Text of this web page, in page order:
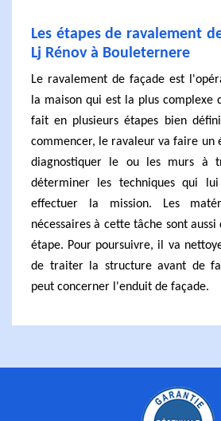
Les étapes de ravalement
Lj Rénov à Bouleternere
Le ravalement de façade est
la maison qui est la plus complexe
fait en plusieurs étapes bien
commencer, le ravaleur va faire un
diagnostiquer le ou les murs à
déterminer les techniques qui
effectuer la mission. Les
nécessaires à cette tâche sont
étape. Pour poursuivre, il va
de traiter la structure avant de
peut concerner l'enduit de façade.